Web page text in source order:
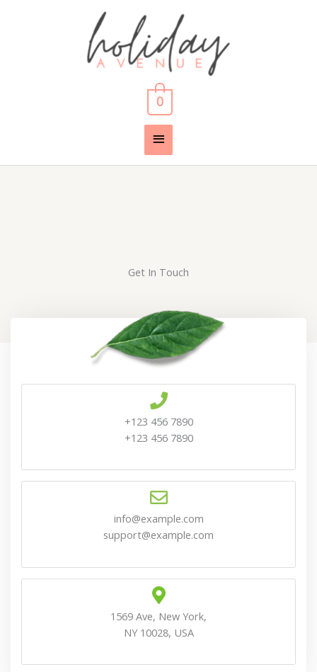
Main
Menu
0
Get In Touch
+123 456 7890
+123 456 7890
info@example.com
support@example.com
1569 Ave, New York,
NY 10028, USA